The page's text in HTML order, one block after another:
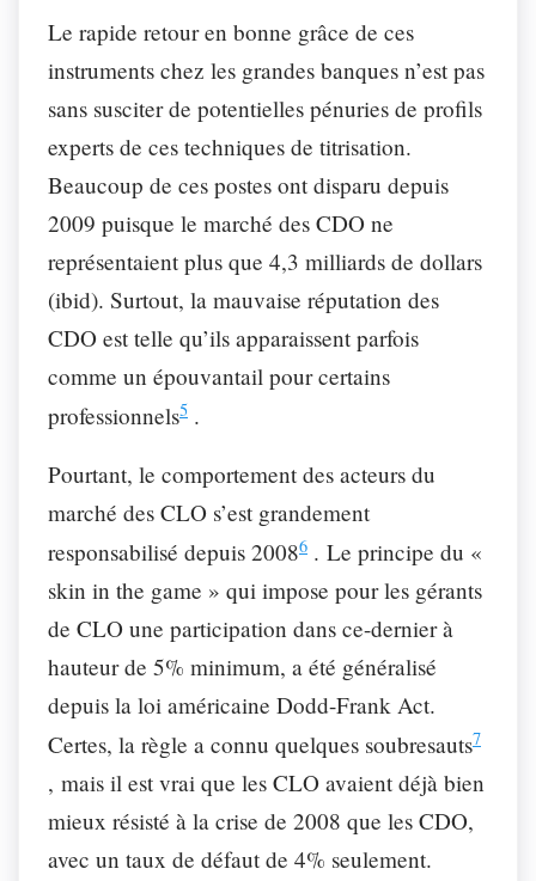
Le rapide retour en bonne grâce de ces
instruments chez les grandes banques n’est pas
sans susciter de potentielles pénuries de profils
experts de ces techniques de titrisation.
Beaucoup de ces postes ont disparu depuis
2009 puisque le marché des CDO ne
représentaient plus que 4,3 milliards de dollars
(ibid). Surtout, la mauvaise réputation des
CDO est telle qu’ils apparaissent parfois
comme un épouvantail pour certains
professionnels5 .
Pourtant, le comportement des acteurs du
marché des CLO s’est grandement
responsabilisé depuis 20086 . Le principe du «
skin in the game » qui impose pour les gérants
de CLO une participation dans ce-dernier à
hauteur de 5% minimum, a été généralisé
depuis la loi américaine Dodd-Frank Act.
Certes, la règle a connu quelques soubresauts7
, mais il est vrai que les CLO avaient déjà bien
mieux résisté à la crise de 2008 que les CDO,
avec un taux de défaut de 4% seulement.